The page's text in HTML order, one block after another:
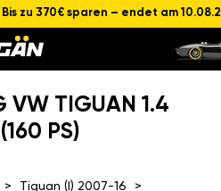
Bis zu 370€ sparen – endet am
VW TIGUAN 1.4
PS)
Tiguan (I) 2007-16